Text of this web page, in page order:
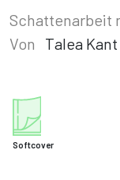
Schattenarbeit
Von
Talea Kant
Softcover